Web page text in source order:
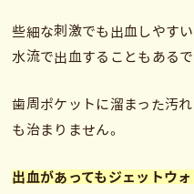
些細な刺激でも出血しやす
水流で出血することもあるで
歯周ポケットに溜まった汚
も治まりません。
出血があってもジェットウ